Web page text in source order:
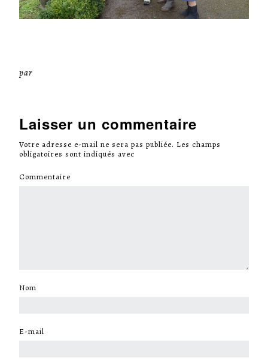
par
Laisser un commentaire
Votre adresse e-mail ne sera pas publiée. Les champs
obligatoires sont indiqués avec
Commentaire
Nom
E-mail